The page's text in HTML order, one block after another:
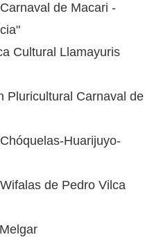
de Macari -
Cultural Llamayuris
Pluricultural Carnaval de
Huarijuyo-
de Pedro Vilca